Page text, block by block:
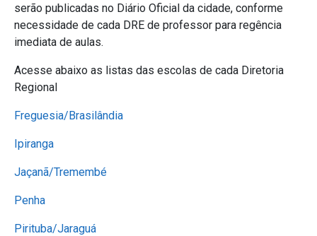
serão publicadas no Diário Oficial da cidade, conforme
necessidade de cada DRE de professor para regência
imediata de aulas.
Acesse abaixo as listas das escolas de cada Diretoria
Regional
Freguesia/Brasilândia
Ipiranga
Jaçanã/Tremembé
Penha
Pirituba/Jaraguá